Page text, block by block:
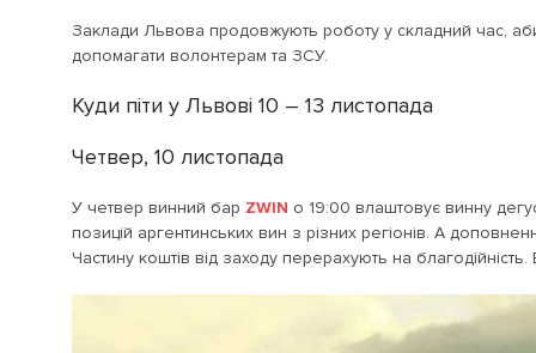
Заклади Львова продовжують роботу у складний час, аби
допомагати волонтерам та ЗСУ.
Куди піти у Львові 10 – 13 листопада
Четвер, 10 листопада
У четвер винний бар ZWIN о 19:00 влаштовує винну
позицій аргентинських вин з різних регіонів. А
Частину коштів від заходу перерахують на благодійність.